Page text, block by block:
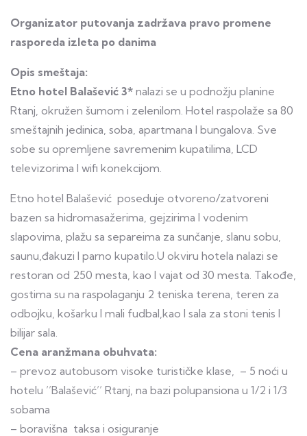
Organizator putovanja zadržava pravo promene
rasporeda izleta po danima
Opis smeštaja:
Etno hotel Balašević 3* nalazi se u podnožju planine
Rtanj, okružen šumom i zelenilom. Hotel raspolaže sa 80
smeštajnih jedinica, soba, apartmana I bungalova. Sve
sobe su opremljene savremenim kupatilima, LCD
televizorima I wifi konekcijom.
Etno hotel Balašević poseduje otvoreno/zatvoreni
bazen sa hidromasažerima, gejzirima I vodenim
slapovima, plažu sa separeima za sunčanje, slanu sobu,
saunu,đakuzi I parno kupatilo.U okviru hotela nalazi se
restoran od 250 mesta, kao I vajat od 30 mesta. Takođe,
gostima su na raspolaganju 2 teniska terena, teren za
odbojku, košarku I mali fudbal,kao I sala za stoni tenis I
bilijar sala.
Cena aranžmana obuhvata:
– prevoz autobusom visoke turističke klase, – 5 noći u
hotelu ’’Balašević’’ Rtanj, na bazi polupansiona u 1/2 i 1/3
sobama
– boravišna taksa i osiguranje